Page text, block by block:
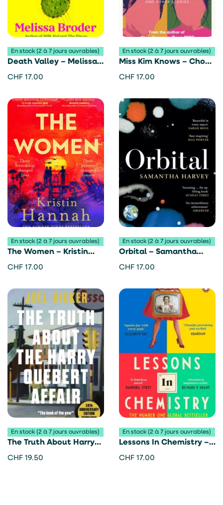
En stock (2 à 7 jours ouvrables)
Death Valley – Melissa
Broder
CHF 17.00
En stock (2 à 7 jours ouvrables)
Miss Kim Knows – Cho
Nam-Joo
CHF 17.00
En stock (2 à 7 jours ouvrables)
The Women – Kristin
Hannah
CHF 17.00
En stock (2 à 7 jours ouvrables)
Orbital – Samantha
Harvey
CHF 17.00
En stock (2 à 7 jours ouvrables)
The Truth About Harry
Quebert Affair – Joel
CHF 19.50
En stock (2 à 7 jours ouvrables)
Lessons In Chemistry –
Bonnie Garmus
CHF 17.00